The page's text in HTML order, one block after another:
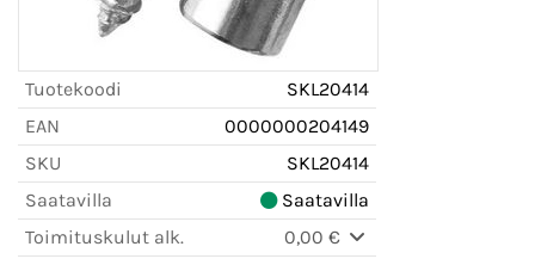
Tuotekoodi
SKL20414
EAN
0000000204149
SKU
SKL20414
Saatavilla
Saatavilla
Toimituskulut alk.
0,00 €